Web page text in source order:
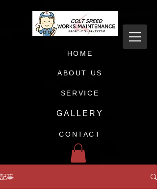
HOME
ABOUT US
SERVICE
GALLERY
CONTACT
記事